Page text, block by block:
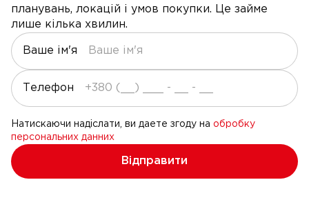
планувань, локацій і умов покупки. Це займе
лише кілька хвилин.
Ваше ім'я
Телефон
Натискаючи надіслати, ви даете згоду на обробку
персональних данних
Відправити